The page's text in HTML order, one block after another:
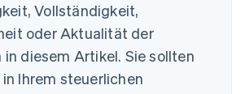
Vollständigkeit,
oder Aktualität der
diesem Artikel. Sie sollten
Ihrem steuerlichen